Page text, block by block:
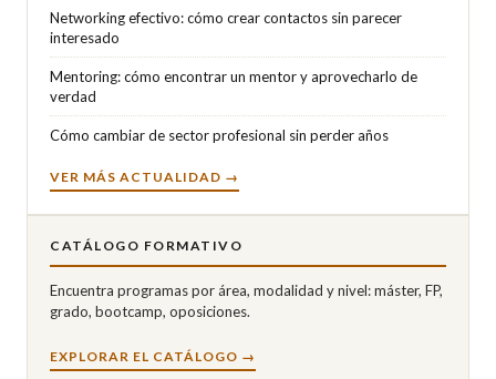
Networking efectivo: cómo crear contactos sin parecer
interesado
Mentoring: cómo encontrar un mentor y aprovecharlo de
verdad
Cómo cambiar de sector profesional sin perder años
VER MÁS ACTUALIDAD →
CATÁLOGO FORMATIVO
Encuentra programas por área, modalidad y nivel: máster, FP,
grado, bootcamp, oposiciones.
EXPLORAR EL CATÁLOGO →